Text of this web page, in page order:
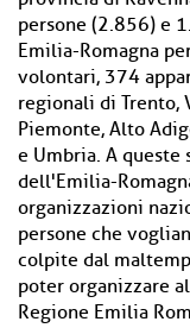
persone (2.856) e
Emilia-Romagna
volontari, 374
regionali di Trento,
Piemonte, Alto
e Umbria. A
dell'Emilia-
organizzazioni
persone che
colpite dal
poter organizzare
Regione Emilia